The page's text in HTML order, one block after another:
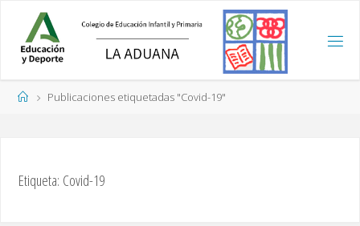
contenido
PáginaPublicaciones etiquetadas "Covid-19"
Etiqueta: Covid-19